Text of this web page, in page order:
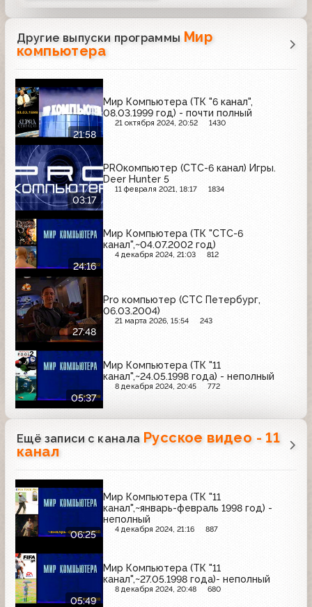
Другие выпуски программы Мир
компьютера
21:58
Мир Компьютера (ТК "6 канал",
08.03.1999 год) - почти полный
21 октября 2024, 20:52 1430
03:17
PROкомпьютер (СТС-6 канал) Игры.
Deer Hunter 5
11 февраля 2021, 18:17 1834
24:16
Мир Компьютера (ТК "СТС-6
канал",~04.07.2002 год)
4 декабря 2024, 21:03 812
27:48
Pro компьютер (СТС Петербург,
06.03.2004)
21 марта 2026, 15:54 243
05:37
Мир Компьютера (ТК "11
канал",~24.05.1998 года) - неполный
8 декабря 2024, 20:45 772
Ещё записи с канала Русское видео - 11
канал
06:25
Мир Компьютера (ТК "11
канал",~январь-февраль 1998 год) -
неполный
4 декабря 2024, 21:16 887
05:49
Мир Компьютера (ТК "11
канал",~27.05.1998 года)- неполный
8 декабря 2024, 20:48 680